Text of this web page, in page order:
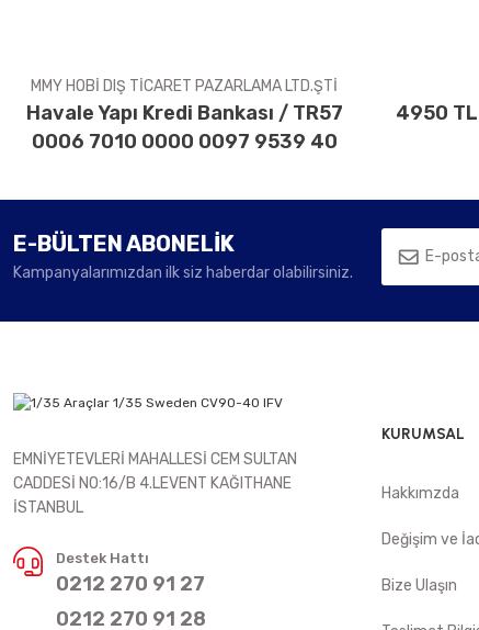
MMY HOBİ DIŞ TİCARET PAZARLAMA LTD.ŞTİ
Havale Yapı Kredi Bankası / TR57
0006 7010 0000 0097 9539 40
4950
E-BÜLTEN ABONELİK
Kampanyalarımızdan ilk siz haberdar olabilirsiniz.
EMNİYETEVLERİ MAHALLESİ CEM SULTAN
CADDESİ NO:16/B 4.LEVENT KAĞITHANE
İSTANBUL
Destek Hattı
0212 270 91 27
0212 270 91 28
KURUMSAL
Hakkımzda
Değişim ve
Bize Ulaşın